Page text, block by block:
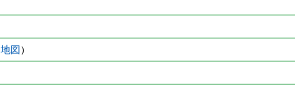
地図）